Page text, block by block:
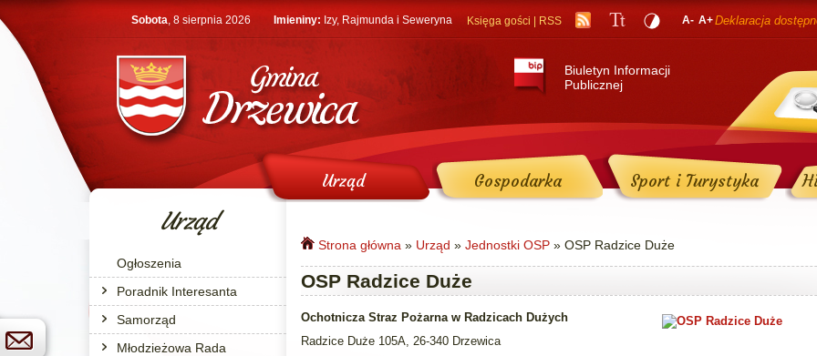
Przejdź do treści
Sobota, 8 sierpnia 2026 Imieniny: Izy, Rajmunda i Seweryna Księga gości RSS A- A+Deklaracja
Urząd Gospodarka Sport i Turystyka
Urząd
Ogłoszenia
Poradnik Interesanta
Samorząd
Młodzieżowa Rada
Jesteś tutaj
Strona główna » Urząd » Jednostki OSP » OSP Radzice Duże
OSP Radzice Duże
Ochotnicza Straz Pożarna w Radzicach Dużych
Radzice Duże 105A, 26-340 Drzewica
Biuletyn Informacji
Publicznej